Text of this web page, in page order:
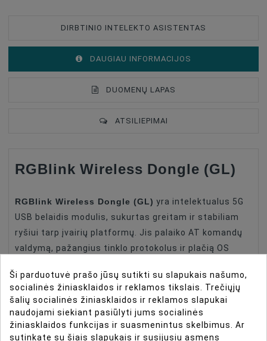
DIRBTINIO INTELEKTO ASISTENTAS
DAUGIAU INFORMACIJOS
DUOMENŲ LAPAS
ATSILIEPIMAI
Type Of Product Video Mixer
RGBlink Wireless Dongle (GL)
RGBlink Wireless Dongle (GL) yra intelektualus 5G
USB belaidis modulis, sukurtas greitam ir stabiliam
ryšiui tarp įvairių platformų. Jis palaiko AT komandų
valdymą, pažangius tinklo protokolus ir plačią OS
sistemoms, pramoninėms programoms ir
integruotoms valdymo aplinkoms.
RGBlink Wireless Dongle (GL)
5G belaidis USB dongle, sukurtas patikimai duomenų
Ši parduotuvė prašo jūsų sutikti su slapukais našumo,
socialinės žiniasklaidos ir reklamos tikslais. Trečiųjų
šalių socialinės žiniasklaidos ir reklamos slapukai
naudojami siekiant pasiūlyti jums socialinės
žiniasklaidos funkcijas ir suasmenintus skelbimus. Ar
sutinkate su šiais slapukais ir susijusiu asmens